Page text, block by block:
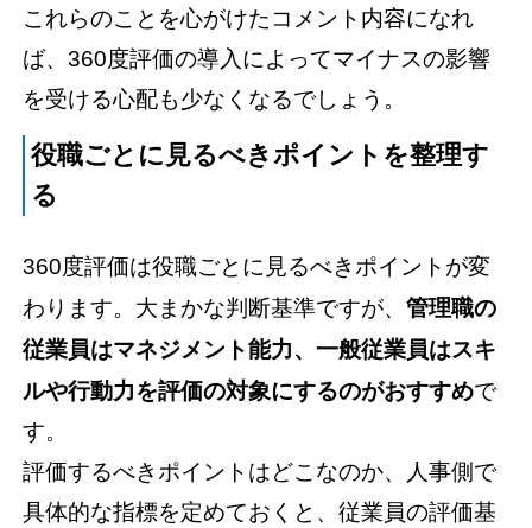
これらのことを心がけたコメント内容になれ
ば、360度評価の導入によってマイナスの影響
を受ける心配も少なくなるでしょう。
役職ごとに見るべきポイントを整理す
る
360度評価は役職ごとに見るべきポイントが変
わります。大まかな判断基準ですが、管理職の
従業員はマネジメント能力、一般従業員はスキ
ルや行動力を評価の対象にするのがおすすめで
す。
評価するべきポイントはどこなのか、人事側で
具体的な指標を定めておくと、従業員の評価基